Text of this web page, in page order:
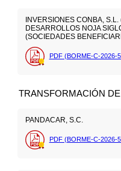
INVERSIONES CONBA,
DESARROLLOS NOJA
(SOCIEDADES
PDF (BORME-C-2026-
TRANSFORMACIÓN
PANDACAR, S.C.
PDF (BORME-C-2026-